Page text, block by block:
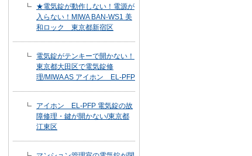
★電気錠が動作しない！電源が
入らない！MIWA BAN-WS1 美
和ロック 東京都新宿区
電気錠がテンキーで開かない！
東京都大田区で電気錠修
理/MIWA AS アイホン EL-PFP
アイホン EL-PFP 電気錠の故
障修理・鍵が開かない/東京都
江東区